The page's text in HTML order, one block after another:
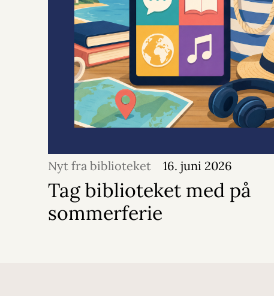
Nyt fra biblioteket 16. juni 2026
Tag biblioteket med på
sommerferie